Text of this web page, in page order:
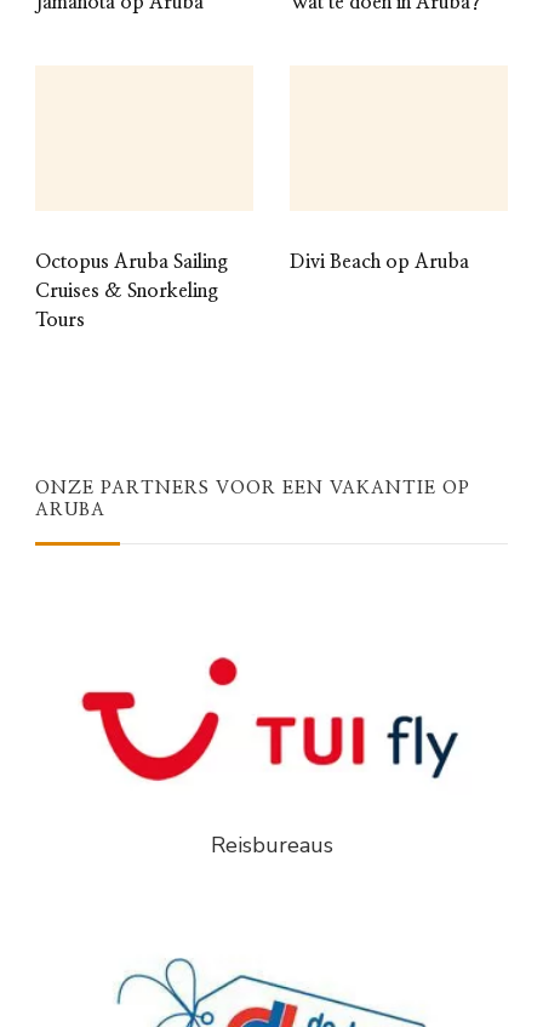
Octopus Aruba Sailing
Cruises & Snorkeling
Tours
Divi Beach op Aruba
ONZE PARTNERS VOOR EEN VAKANTIE OP
ARUBA
Reisbureaus